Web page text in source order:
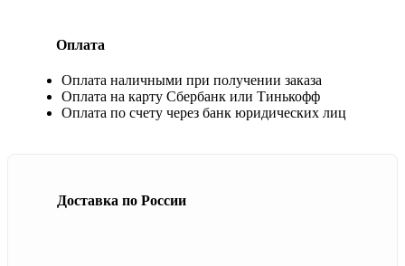
Оплата
Оплата наличными при получении заказа
Оплата на карту Сбербанк или Тинькофф
Оплата по счету через банк юридических лиц
Доставка по России